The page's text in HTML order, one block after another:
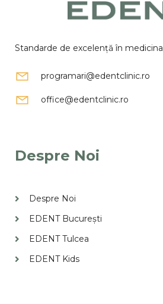
Standarde de excelență în
programari@edentclinic.ro
office@edentclinic.ro
Despre Noi
Despre Noi
EDENT București
EDENT Tulcea
EDENT Kids